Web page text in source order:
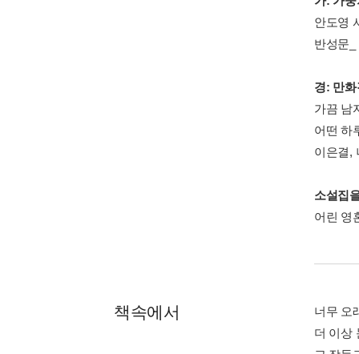
안도영
반성문_
경: 만
가끔 남
어떤 하
이은결,
소설집
어린 영
책속에서
너무 오
더 이상